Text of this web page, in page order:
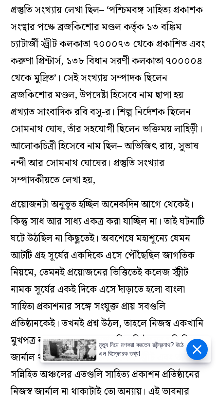
প্রস্তুতি সংখ্যায় লেখা ছিল– ‘পশ্চিমবঙ্গ সাহিত্য প্রকাশক
সংস্থার পক্ষে ব্রজকিশোর মণ্ডল কর্তৃক ১৩ বঙ্কিম
চ্যাটার্জী স্ট্রীট কলকাতা ৭০০০৭৩ থেকে প্রকাশিত এবং
করুণা প্রিন্টার্স, ১৩৮ বিধান সরণী কলকাতা ৭০০০০৪
থেকে মুদ্রিত’। সেই সংখ্যায় সম্পাদক ছিলেন
ব্রজকিশোর মণ্ডল, উপদেষ্টা হিসেবে নাম ছাপা হয়
প্রখ্যাত সাংবাদিক রবি বসু-র। শিল্প নির্দেশক ছিলেন
সোমনাথ ঘোষ, তাঁর সহযোগী ছিলেন ভক্তিময় লাহিড়ী।
আলোকচিত্রী হিসেবে নাম ছিল– অভিজিৎ রায়, সুভাষ
নন্দী আর সোমনাথ ঘোষের। প্রস্তুতি সংখ্যার
সম্পাদকীয়তে লেখা হয়,
প্রয়োজনটা অনুভূত হচ্ছিল অনেকদিন আগে থেকেই।
কিন্তু সাধ আর সাধ্য একত্র করা যাচ্ছিল না। তাই ঘটনাটি
ঘটে উঠছিল না কিছুতেই। অবশেষে মহাশূন্যে যেমন
আটটি গ্রহ সূর্যের একদিকে এসে পৌঁছেছিল জাগতিক
নিয়মে, তেমনই প্রয়োজনের ভিত্তিতেই কলেজ স্ট্রীট
নামক সূর্যের একই দিকে এসে দাঁড়াতে হলো বাংলা
সাহিতা প্রকাশনার সঙ্গে সংযুক্ত প্রায় সবগুলি
প্রতিষ্ঠানকেই। তখনই প্রশ্ন উঠল, তাহলে নিজস্ব একখানি
মুখপত্র নয় কেন? কোন সদাগরি প্রতিষ্ঠানের যদি নিজস্ব
জার্নাল থাকতে পারে তাহলে কলেজ স্ট্রীট এবং তার
সন্নিহিত অঞ্চলের এতগুলি সাহিত্য প্রকাশন প্রতিষ্ঠানের
নিজস্ব জার্নাল না থাকাটাই তো অন্যায়। এই ভাবনার
মৃত্যু নিয়ে মশকরা করতেন রবীন্দ্রনাথ? উঠে
এল বিস্ফোরক তথ্য!